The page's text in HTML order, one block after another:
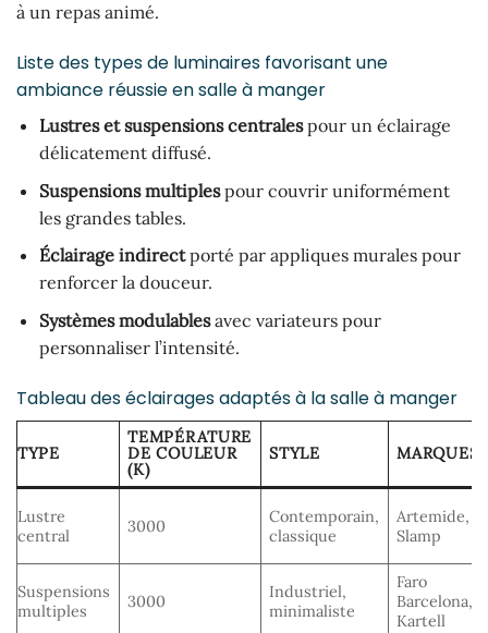
à un repas animé.
Liste des types de luminaires favorisant une
ambiance réussie en salle à manger
Lustres et suspensions centralespour un éclairage
délicatement diffusé.
Suspensions multiplespour couvrir uniformément
les grandes tables.
Éclairage indirectporté par appliques murales pour
renforcer la douceur.
Systèmes modulablesavec variateurs pour
personnaliser l’intensité.
Tableau des éclairages adaptés à la salle à manger
TYPE
TEMPÉRATURE
DE COULEUR
(K)
STYLE MARQUES
Lustre
central
3000
Contemporain,
classique
Artemide,
Slamp
Suspensions
multiples
3000
Industriel,
minimaliste
Faro
Barcelona,
Kartell